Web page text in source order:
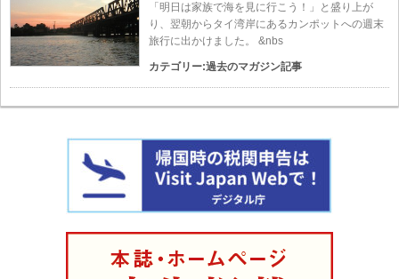
「明日は家族で海を見に行こう！」と盛り上が
り、翌朝からタイ湾岸にあるカンポットへの週末
旅行に出かけました。 &nbs
カテゴリー:過去のマガジン記事